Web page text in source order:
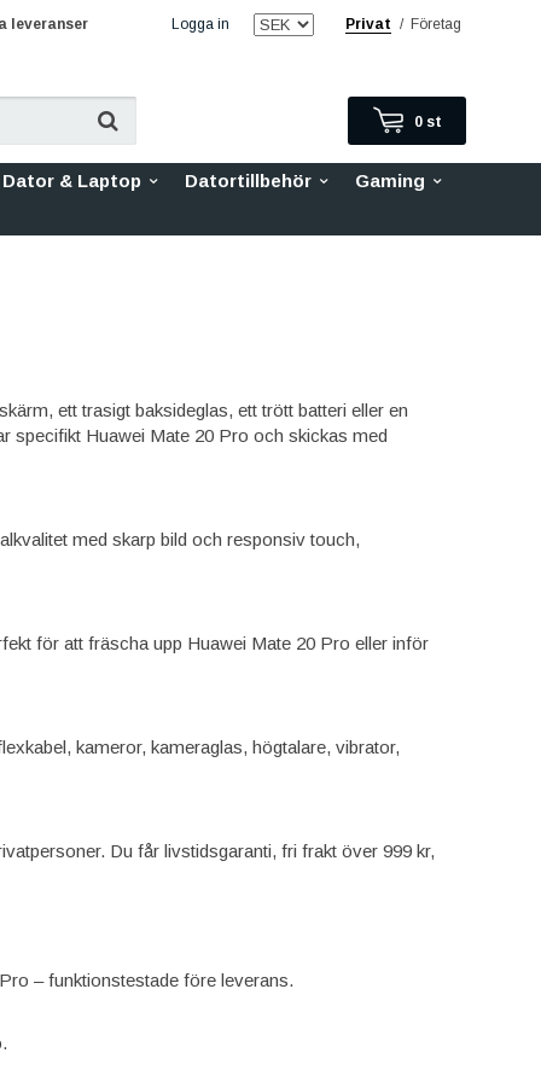
Logga in Privat / Företag
leveranser
0 st
Dator & Laptop Datortillbehör Gaming
ett trasigt baksideglas, ett trött batteri eller en
specifikt Huawei Mate 20 Pro och skickas med
med skarp bild och responsiv touch,
för att fräscha upp Huawei Mate 20 Pro eller inför
kameror, kameraglas, högtalare, vibrator,
Du får livstidsgaranti, fri frakt över 999 kr,
– funktionstestade före leverans.